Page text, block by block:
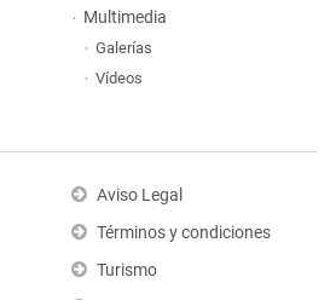
Multimedia
Galerías
Vídeos
Aviso Legal
Términos y condiciones
Turismo